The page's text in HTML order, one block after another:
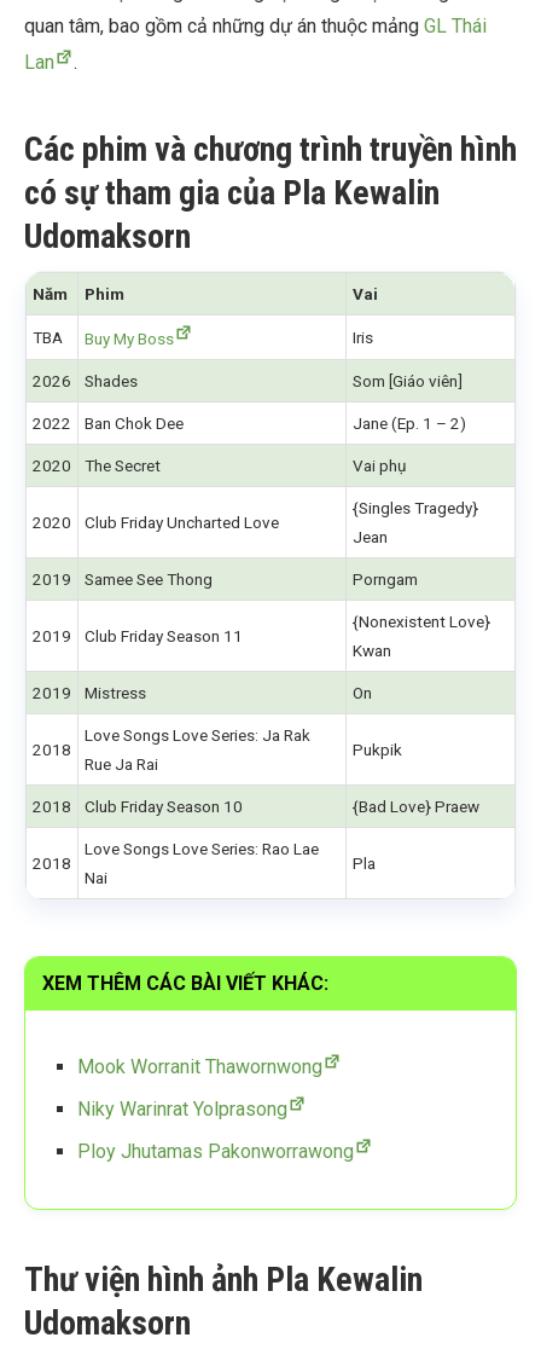
quan tâm, bao gồm cả những dự án thuộc mảng GL Thái
Lan
.
Các phim và chương trình truyền hình
có sự tham gia của Pla Kewalin
Udomaksorn
Năm Phim Vai
TBA Buy My Boss Iris
2026 Shades Som [Giáo viên]
2022 Ban Chok Dee Jane (Ep. 1 – 2)
2020 The Secret Vai phụ
2020 Club Friday Uncharted Love
{Singles Tragedy}
Jean
2019 Samee See Thong Porngam
2019 Club Friday Season 11
{Nonexistent Love}
Kwan
2019 Mistress On
2018
Love Songs Love Series: Ja Rak
Rue Ja Rai
Pukpik
2018 Club Friday Season 10 {Bad Love} Praew
2018
Love Songs Love Series: Rao Lae
Nai
Pla
XEM THÊM CÁC BÀI VIẾT KHÁC:
Mook Worranit Thawornwong
Niky Warinrat Yolprasong
Ploy Jhutamas Pakonworrawong
Thư viện hình ảnh Pla Kewalin
Udomaksorn